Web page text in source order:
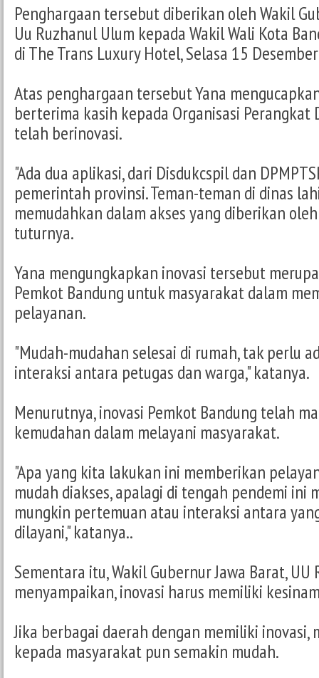
Penghargaan tersebut diberikan oleh Wakil
Uu Ruzhanul Ulum kepada Wakil Wali Kota
di The Trans Luxury Hotel, Selasa 15
Atas penghargaan tersebut Yana
berterima kasih kepada Organisasi Perangkat
telah berinovasi.
"Ada dua aplikasi, dari Disdukcspil dan
pemerintah provinsi. Teman-teman di dinas
memudahkan dalam akses yang diberikan
tuturnya.
Yana mengungkapkan inovasi tersebut
Pemkot Bandung untuk masyarakat dalam
pelayanan.
"Mudah-mudahan selesai di rumah, tak perlu
interaksi antara petugas dan warga," katanya.
Menurutnya, inovasi Pemkot Bandung telah
kemudahan dalam melayani masyarakat.
"Apa yang kita lakukan ini memberikan
mudah diakses, apalagi di tengah pendemi ini
mungkin pertemuan atau interaksi antara
dilayani," katanya..
Sementara itu, Wakil Gubernur Jawa Barat, UU
menyampaikan, inovasi harus memiliki
Jika berbagai daerah dengan memiliki inovasi,
kepada masyarakat pun semakin mudah.